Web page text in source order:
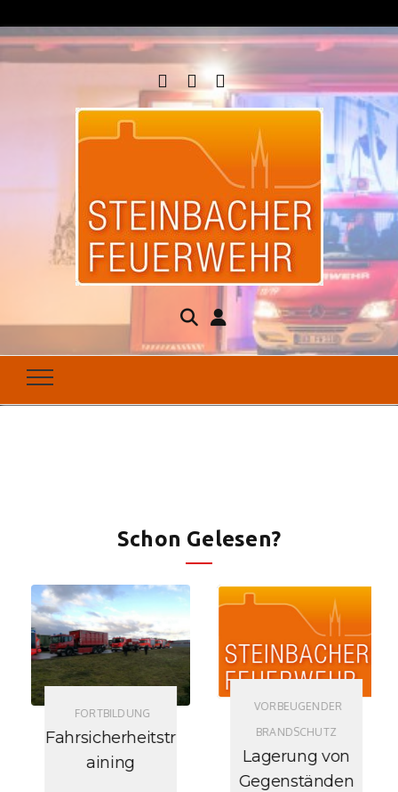
Steinbacher
Feuerwehr
Seit 1877 für Ihren Brandschutz da
Schon Gelesen?
FORTBILDUNG
Fahrsicherheitstr
aining
VORBEUGENDER
BRANDSCHUTZ
Lagerung von
Gegenständen